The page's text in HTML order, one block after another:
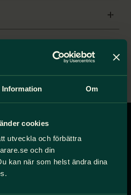
Information Om
cookies
utveckla och förbättra
och din
kan när som helst ändra dina